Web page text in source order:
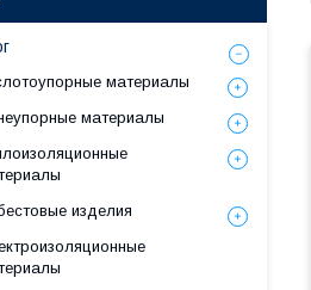
материалы
материалы
изделия